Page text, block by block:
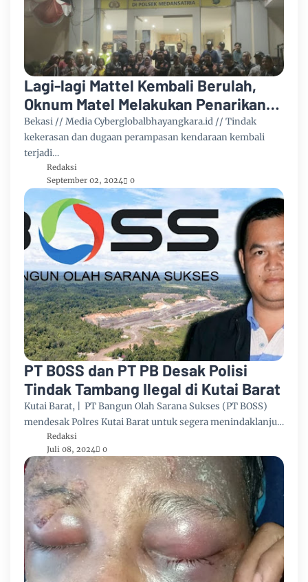
Lagi-lagi Mattel Kembali Berulah,
Oknum Matel Melakukan Penarikan
Paksa Kendaraan Dan Melakukan
Pengeroyokan
Bekasi // Media Cyberglobalbhayangkara.id // Tindak
kekerasan dan dugaan perampasan kendaraan kembali
terjadi…
Redaksi
September 02, 2024
0
PT BOSS dan PT PB Desak Polisi
Tindak Tambang Ilegal di Kutai Barat
Kutai Barat, | PT Bangun Olah Sarana Sukses (PT BOSS)
mendesak Polres Kutai Barat untuk segera menindaklanju…
Redaksi
Juli 08, 2024
0